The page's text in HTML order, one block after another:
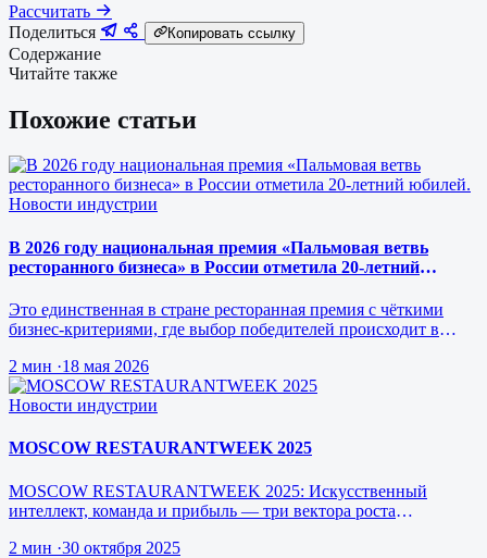
Рассчитать
Поделиться
Копировать ссылку
Содержание
Читайте также
Похожие статьи
Новости индустрии
В 2026 году национальная премия «Пальмовая ветвь
ресторанного бизнеса» в России отметила 20-летний
Это единственная в стране ресторанная премия с чёткими
бизнес-критериями, где выбор победителей происходит в
2 мин ·18 мая 2026
Новости индустрии
MOSCOW RESTAURANTWEEK 2025
MOSCOW RESTAURANTWEEK 2025: Искусственный
интеллект, команда и прибыль — три вектора роста
2 мин ·30 октября 2025